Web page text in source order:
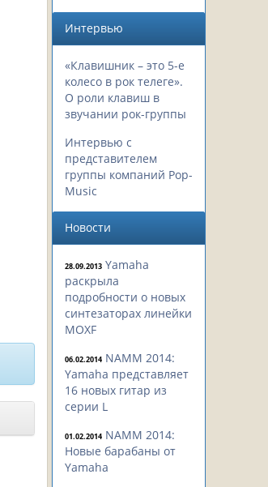
Интервью
«Клавишник – это 5-е
колесо в рок телеге».
О роли клавиш в
звучании рок-группы
Интервью с
представителем
группы компаний Pop-
Music
Новости
28.09.2013 Yamaha
раскрыла
подробности о новых
синтезаторах линейки
MOXF
06.02.2014 NAMM 2014:
Yamaha представляет
16 новых гитар из
серии L
01.02.2014 NAMM 2014:
Новые барабаны от
Yamaha